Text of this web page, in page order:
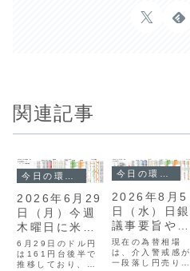
関連記事
2026年6月29
日（月）今週
木曜日に米雇
用統計！
6月29日のドル円
は161円台後半で
推移しており、介
今日の環境分析
2026年8月5
日（水）日銀
議事要旨や米
指標を注視！
現在の為替相場
は、介入警戒感が
一段落し円売りが